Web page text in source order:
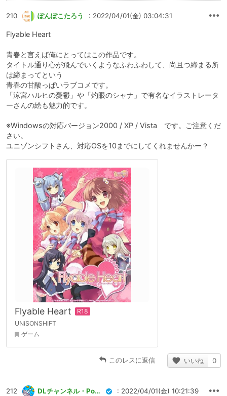
210 ぽんぽこたろう : 2022/04/01(金) 03:04:31
Flyable Heart
青春と言えば俺にとってはこの作品です。
タイトル通り心が飛んでいくようなふわふわして、尚且つ締まる所
は締まってという
青春の甘酸っぱいラブコメです。
「涼宮ハルヒの憂鬱」や「灼眼のシャナ」で有名なイラストレータ
ーさんの絵も魅力的です。
※Windowsの対応バージョン2000 / XP / Vista です。ご注意くだ
さい。
ユニゾンシフトさん、対応OSを10までにしてくれませんかー？
Flyable Heart
UNiSONSHIFT
ゲーム
このレスに返信 いいね 0
212 DLチャンネル・Pommu運営 : 2022/04/01(金) 10:21:39